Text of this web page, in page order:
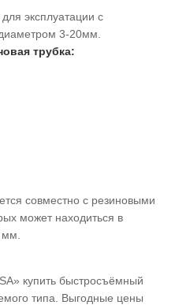
эксплуатации с
3-20мм.
трубка:
совместно с резиновыми
может находиться в
купить быстросъёмный
типа. Выгодные цены